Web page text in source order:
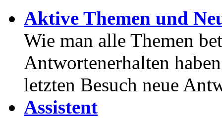
Aktive Themen und
Wie man alle Themen
Antwortenerhalten
letzten Besuch neue
Assistent